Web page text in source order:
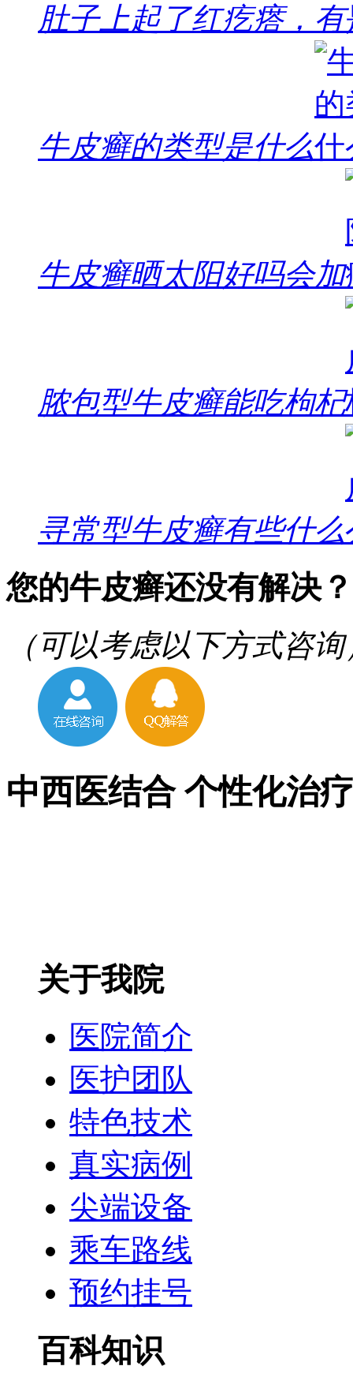
肚子上起了红疙瘩，有
牛皮癣的类型是什么
牛皮癣晒太阳好吗会加
脓包型牛皮癣能吃枸杞
寻常型牛皮癣有些什么
您的牛皮癣还没有解决？
（可以考虑以下方式咨询
中西医结合 个性化治
关于我院
医院简介
医护团队
特色技术
真实病例
尖端设备
乘车路线
预约挂号
百科知识